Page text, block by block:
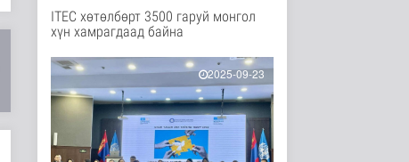
Цэнхэр бүсэд гал
хариу арга хэ..
3 цаг 42 минутын өмнө
Ц.Сандаг-Очир: COP17
ба COP31 хурлын
уялдаа нь Р..
ITEC хөтөлбөрт 3500 гаруй монгол
хүн хамрагдаад байна
2025-09-23